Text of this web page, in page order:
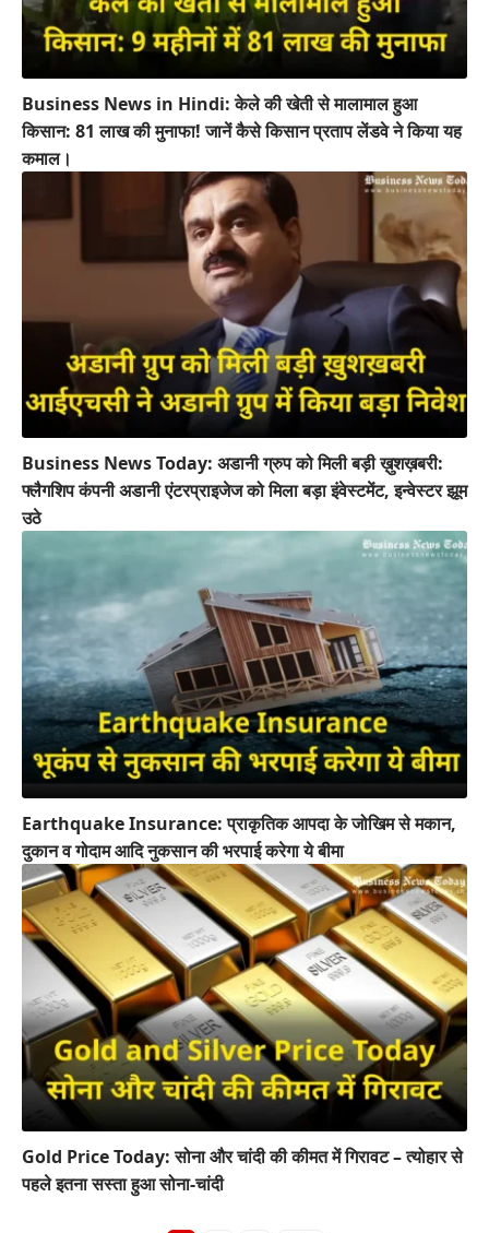
Business News in Hindi: केले की खेती से मालामाल हुआ
किसान: 81 लाख की मुनाफा! जानें कैसे किसान प्रताप लेंडवे ने किया यह
कमाल।
Business News Today: अडानी ग्रुप को मिली बड़ी ख़ुशख़बरी:
फ्लैगशिप कंपनी अडानी एंटरप्राइजेज को मिला बड़ा इंवेस्टमेंट, इन्वेस्टर झूम
उठे
Earthquake Insurance: प्राकृतिक आपदा के जोखिम से मकान,
दुकान व गोदाम आदि नुकसान की भरपाई करेगा ये बीमा
Gold Price Today: सोना और चांदी की कीमत में गिरावट – त्योहार से
पहले इतना सस्ता हुआ सोना-चांदी